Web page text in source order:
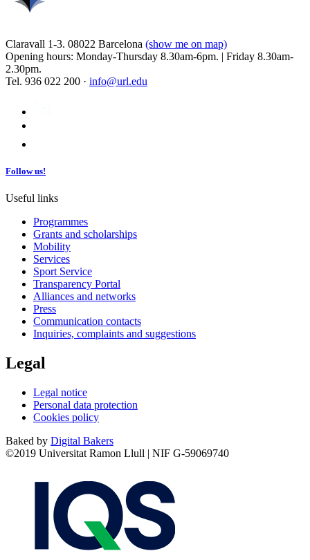
Claravall 1-3. 08022 Barcelona (show me on map)
Opening hours: Monday-Thursday 8.30am-6pm. | Friday 8.30am-
2.30pm.
Tel. 936 022 200 · info@url.edu
Follow us!
Useful links
Programmes
Grants and scholarships
Mobility
Services
Sport Service
Transparency Portal
Alliances and networks
Press
Communication contacts
Inquiries, complaints and suggestions
Legal
Legal notice
Personal data protection
Cookies policy
Baked by Digital Bakers
©2019 Universitat Ramon Llull | NIF G-59069740